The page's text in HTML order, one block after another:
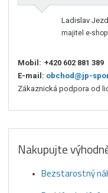
Ladislav
majitel e-
Mobil: +420 602 881 389
E-mail: obchod@jp-
Zákaznická podpora od
Nakupujte
Bezstarostný